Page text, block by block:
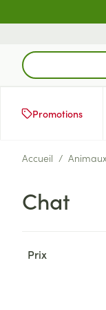
Rechercher
Promotions
Accueil /
Chat
Prix